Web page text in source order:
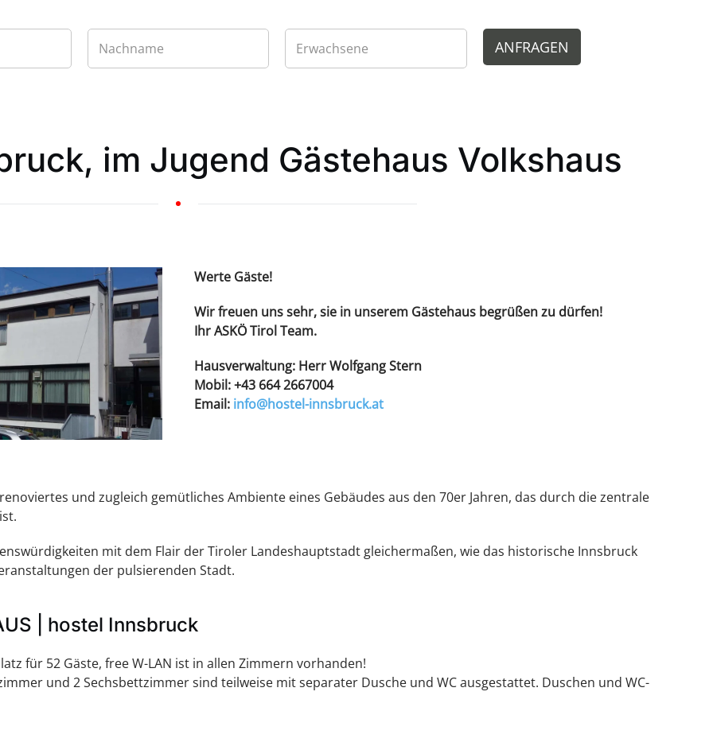
ANFRAGEN
im Jugend Gästehaus Volkshaus
Werte Gäste!
Wir freuen uns sehr, sie in unserem Gästehaus begrüßen zu dürfen!
Ihr ASKÖ Tirol Team.
Hausverwaltung: Herr Wolfgang Stern
Mobil: +43 664 2667004
Email: info@hostel-innsbruck.at
und zugleich gemütliches Ambiente eines Gebäudes aus den 70er Jahren, das durch die zentrale
mit dem Flair der Tiroler Landeshauptstadt gleichermaßen, wie das historische Innsbruck
der pulsierenden Stadt.
| hostel Innsbruck
für 52 Gäste, free W-LAN ist in allen Zimmern vorhanden!
und 2 Sechsbettzimmer sind teilweise mit separater Dusche und WC ausgestattet. Duschen und WC-